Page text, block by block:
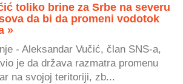
toliko brine za Srbe na severu
da bi da promeni vodotok
»
- Aleksandar Vučić, član SNS-a,
je da država razmatra promenu
na svojoj teritoriji, zb...